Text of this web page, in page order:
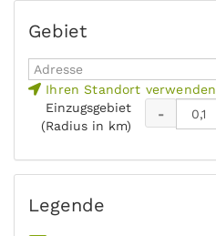
Gebiet
Ihren Standort verwenden
Einzugsgebiet
(Radius in km)
-
Legende